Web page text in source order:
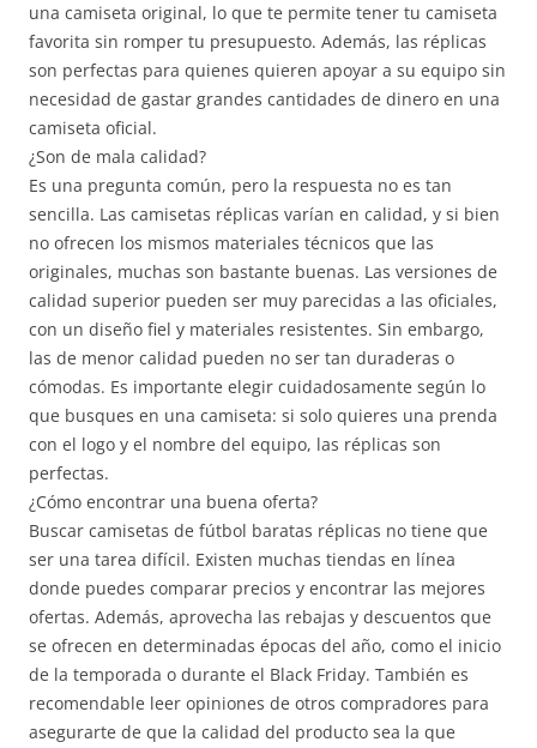
una camiseta original, lo que te permite tener tu camiseta
favorita sin romper tu presupuesto. Además, las réplicas
son perfectas para quienes quieren apoyar a su equipo sin
necesidad de gastar grandes cantidades de dinero en una
camiseta oficial.
¿Son de mala calidad?
Es una pregunta común, pero la respuesta no es tan
sencilla. Las camisetas réplicas varían en calidad, y si bien
no ofrecen los mismos materiales técnicos que las
originales, muchas son bastante buenas. Las versiones de
calidad superior pueden ser muy parecidas a las oficiales,
con un diseño fiel y materiales resistentes. Sin embargo,
las de menor calidad pueden no ser tan duraderas o
cómodas. Es importante elegir cuidadosamente según lo
que busques en una camiseta: si solo quieres una prenda
con el logo y el nombre del equipo, las réplicas son
perfectas.
¿Cómo encontrar una buena oferta?
Buscar camisetas de fútbol baratas réplicas no tiene que
ser una tarea difícil. Existen muchas tiendas en línea
donde puedes comparar precios y encontrar las mejores
ofertas. Además, aprovecha las rebajas y descuentos que
se ofrecen en determinadas épocas del año, como el inicio
de la temporada o durante el Black Friday. También es
recomendable leer opiniones de otros compradores para
asegurarte de que la calidad del producto sea la que